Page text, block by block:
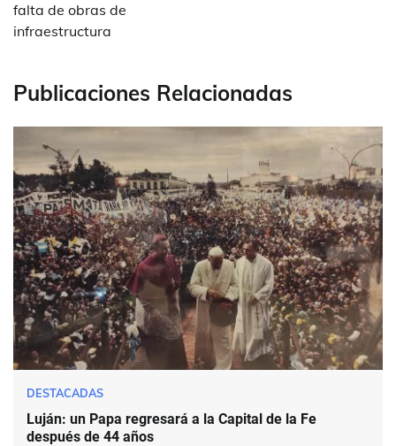
falta de obras de
infraestructura
Publicaciones Relacionadas
DESTACADAS
Luján: un Papa regresará a la Capital de la Fe
después de 44 años